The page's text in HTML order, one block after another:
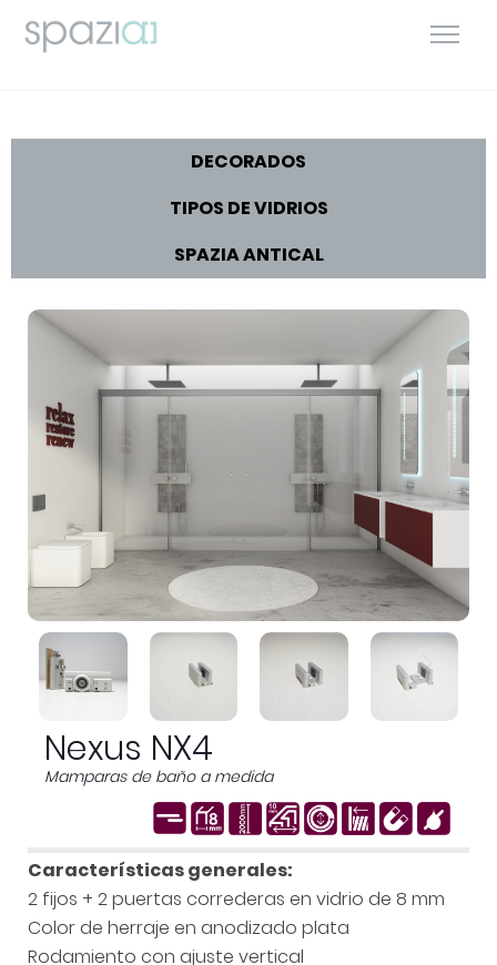
DECORADOS
TIPOS DE VIDRIOS
SPAZIA ANTICAL
Nexus NX4
Mamparas de baño a medida
Características generales:
2 fijos + 2 puertas correderas en vidrio de 8 mm
Color de herraje en anodizado plata
Rodamiento con ajuste vertical